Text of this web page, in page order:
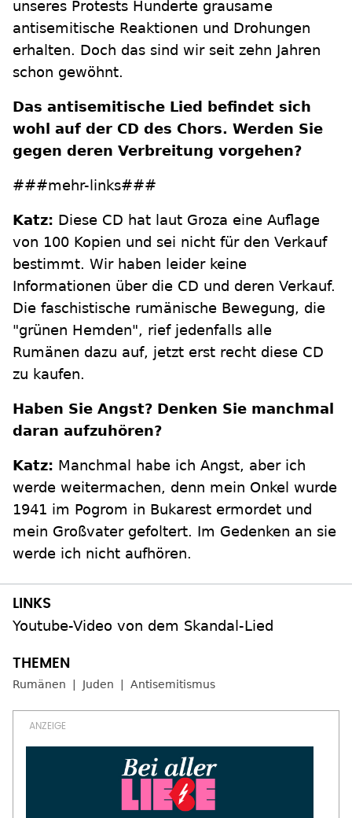
unseres Protests Hunderte grausame
antisemitische Reaktionen und Drohungen
erhalten. Doch das sind wir seit zehn Jahren
schon gewöhnt.
Das antisemitische Lied befindet sich
wohl auf der CD des Chors. Werden Sie
gegen deren Verbreitung vorgehen?
###mehr-links###
Katz: Diese CD hat laut Groza eine Auflage
von 100 Kopien und sei nicht für den Verkauf
bestimmt. Wir haben leider keine
Informationen über die CD und deren Verkauf.
Die faschistische rumänische Bewegung, die
"grünen Hemden", rief jedenfalls alle
Rumänen dazu auf, jetzt erst recht diese CD
zu kaufen.
Haben Sie Angst? Denken Sie manchmal
daran aufzuhören?
Katz: Manchmal habe ich Angst, aber ich
werde weitermachen, denn mein Onkel wurde
1941 im Pogrom in Bukarest ermordet und
mein Großvater gefoltert. Im Gedenken an sie
werde ich nicht aufhören.
Youtube-Video von dem Skandal-Lied
Rumänen Juden Antisemitismus